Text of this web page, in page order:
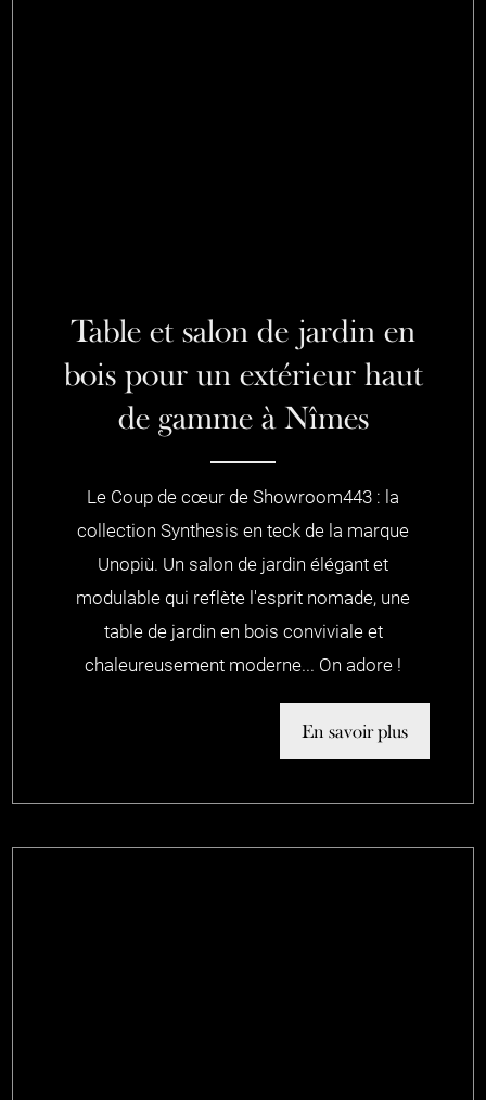
Table et salon de jardin en
bois pour un extérieur haut
de gamme à Nîmes
Le Coup de cœur de Showroom443 : la
collection Synthesis en teck de la marque
Unopiù. Un salon de jardin élégant et
modulable qui reflète l'esprit nomade, une
table de jardin en bois conviviale et
chaleureusement moderne... On adore !
En savoir plus